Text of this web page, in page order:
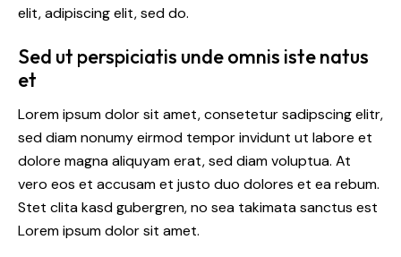
elit, adipiscing elit, sed do.
Sed ut perspiciatis unde omnis iste natus
et
Lorem ipsum dolor sit amet, consetetur sadipscing elitr,
sed diam nonumy eirmod tempor invidunt ut labore et
dolore magna aliquyam erat, sed diam voluptua. At
vero eos et accusam et justo duo dolores et ea rebum.
Stet clita kasd gubergren, no sea takimata sanctus est
Lorem ipsum dolor sit amet.